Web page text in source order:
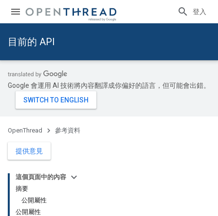
登入
目前的 API
Google 會運用 AI 技術將內容翻譯成你偏好的語言，但可能會出錯。
OpenThread 參考資料
提供意見
這個頁面中的內容
摘要
公開屬性
公開屬性